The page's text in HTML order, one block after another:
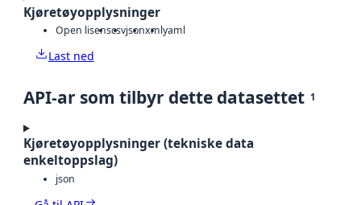
Kjøretøyopplysninger
Open lisenscsvjsonxmlyaml
Last ned
API-ar som tilbyr dette datasettet 1
Kjøretøyopplysninger (tekniske data
enkeltoppslag)
json